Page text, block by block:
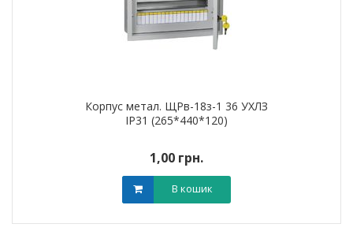
Корпус метал. ЩРв-18з-1 36 УХЛЗ
IP31 (265*440*120)
1,00 грн.
В кошик